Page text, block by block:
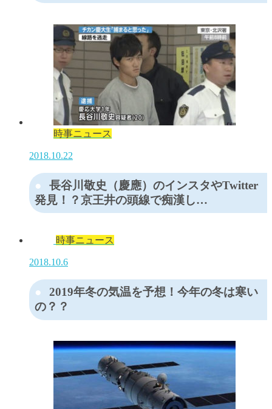
時事ニュース
2018.10.22
長谷川敬史（慶應）のインスタやTwitter
発見！？京王井の頭線で痴漢し…
時事ニュース
2018.10.6
2019年冬の気温を予想！今年の冬は寒い
の？？